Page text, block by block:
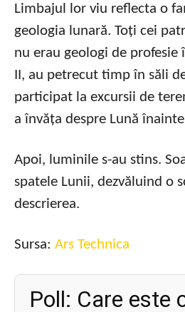
Limbajul lor viu reflecta o
geologia lunară. Toți cei
nu erau geologi de profesie
II, au petrecut timp în săli
participat la excursii de
a învăța despre Lună
Apoi, luminile s-au stins.
spatele Lunii, dezvăluind o
descrierea.
Sursa: Ars Technica
Poll: Care este